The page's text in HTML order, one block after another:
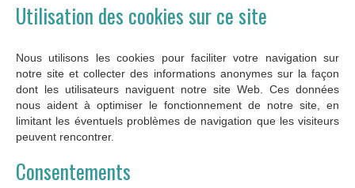
Utilisation des cookies sur ce site
Nous utilisons les cookies pour faciliter votre navigation sur
notre site et collecter des informations anonymes sur la façon
dont les utilisateurs naviguent notre site Web. Ces données
nous aident à optimiser le fonctionnement de notre site, en
limitant les éventuels problèmes de navigation que les visiteurs
peuvent rencontrer.
Consentements